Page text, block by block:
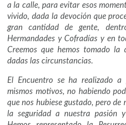
a la calle, para evitar esos
vivido, dada la devoción que
gran cantidad de gente,
Hermandades y Cofradías y en
Creemos que hemos tomado la
dadas las circunstancias.
El Encuentro se ha realizado
mismos motivos, no habiendo
que nos hubiese gustado, pero de
la seguridad a nuestra pasión